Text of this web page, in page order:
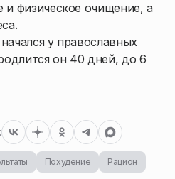
физическое очищение, а
у православных
он 40 дней, до 6
Похудение Рацион